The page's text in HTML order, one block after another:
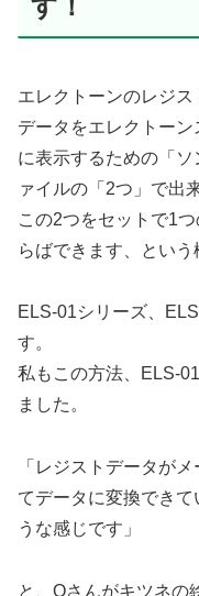
エレクトーンのレジ
データをエレクトー
に表示するための「
ァイルの「2つ」で出
この2つをセットで1
らばできます、という
ELS-01シリーズ、
す。
私もこの方法、ELS-
ました。
「レジストデータが
てデータに変換でき
うな感じです」
と、Oさんがキツネの